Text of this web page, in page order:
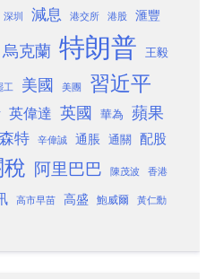
深圳 減息 港交所 港股 滙豐
烏克蘭 特朗普 王毅
工 美國 美團 習近平
英偉達 英國 華為 蘋果
特 辛偉誠 通脹 通關 配股
阿里巴巴 陳茂波 香港
高市早苗 高盛 鮑威爾 黃仁勳